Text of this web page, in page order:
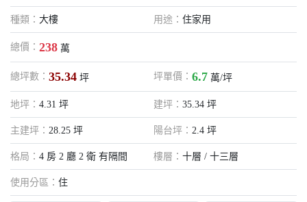
種類： 大樓 用途： 住家用
總價： 238 萬
總坪數： 35.34 坪 坪單價： 6.7 萬/坪
地坪： 4.31 坪 建坪： 35.34 坪
主建坪： 28.25 坪 陽台坪： 2.4 坪
格局： 4 房 2 廳 2 衛 有隔間 樓層： 十層 / 十三層
使用分區： 住